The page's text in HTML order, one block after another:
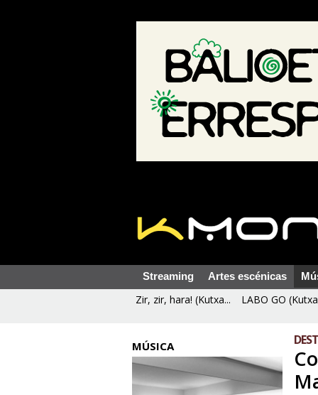
Streaming Artes escénicas
Zir, zir, hara! (Kutxa... LABO GO
MÚSICA